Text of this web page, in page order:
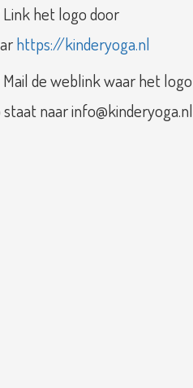
het logo door
https://kinderyoga.nl
de weblink waar het logo
staat naar info@kinderyoga.nl